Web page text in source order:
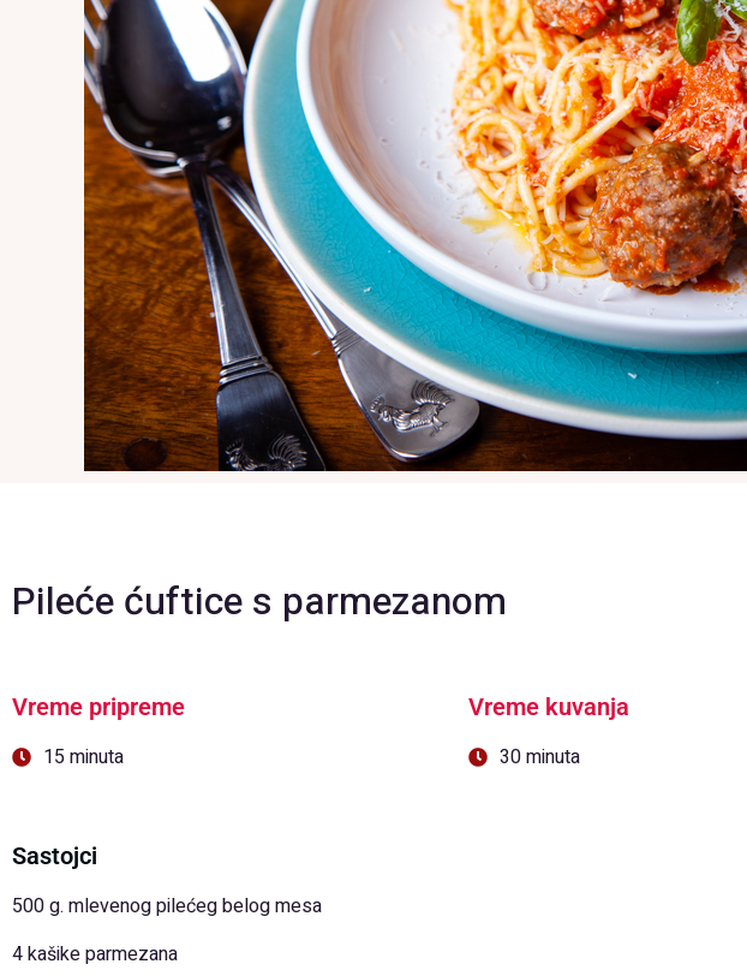
Pileće ćuftice s parmezanom
Vreme pripreme
15 minuta
Vreme kuvanja
30 minuta
Sastojci
500 g. mlevenog pilećeg belog mesa
4 kašike parmezana